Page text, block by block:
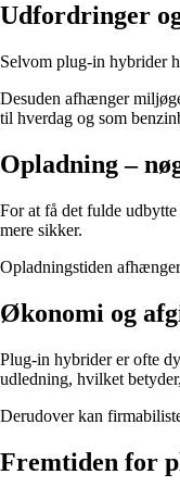
Udfordringer
Selvom plug-in hybrider
Desuden afhænger
til hverdag og som
Opladning –
For at få det fulde
mere sikker.
Opladningstiden
Økonomi og
Plug-in hybrider er ofte
udledning, hvilket
Derudover kan
Fremtiden for